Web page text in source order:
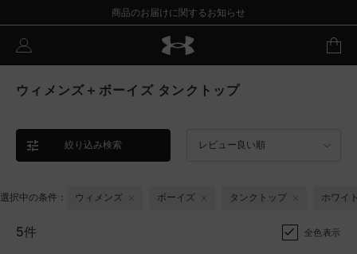
商品のお届けに関するお知らせ
ウィメンズ＋ボーイズ タンクトップ
絞り込み検索 レビュー良い順
選択中の条件： ウィメンズ ボーイズ タンクトップ ホワイ
5件 全色表示